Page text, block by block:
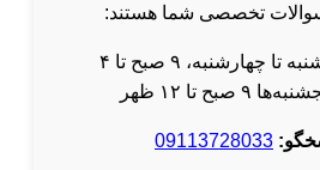
تخصصی شما هستند:
شنبه تا چهارشنبه، ۹ صبح تا ۴
صبح تا ۱۲ ظهر
09113728033